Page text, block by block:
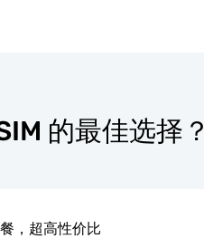
的最佳选择？
，超高性价比